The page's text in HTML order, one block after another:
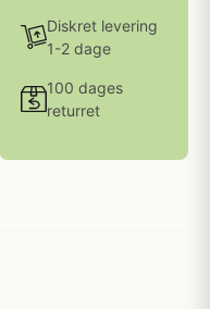
Diskret levering
1-2 dage
100 dages
returret